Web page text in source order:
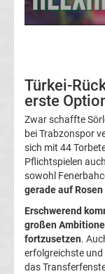
Aachen
Transfergerüchte
Arminia
Bielefeld
Transfergerüchte
Türkei-
erste
Zwar schaffte
bei Trabzonspor
sich mit 44
Pflichtspielen
sowohl
gerade auf
Erschwerend
großen
fortzusetzen.
erfolgreichste
das